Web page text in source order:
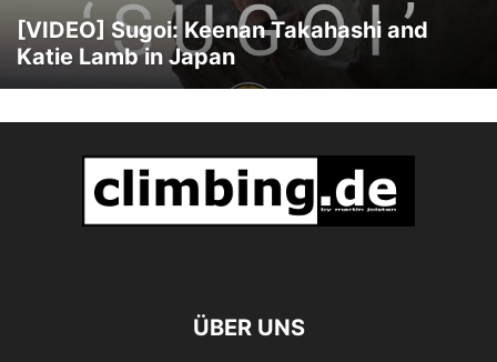
[VIDEO] Sugoi: Keenan Takahashi and
Katie Lamb in Japan
ÜBER UNS